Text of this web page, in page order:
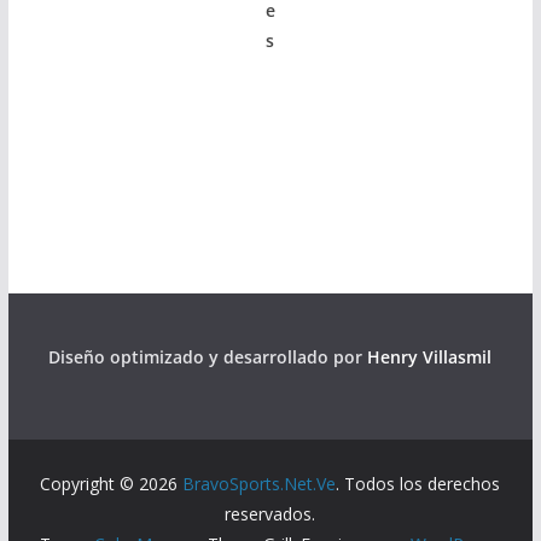
e
s
Diseño optimizado y desarrollado por Henry Villasmil
Copyright © 2026 BravoSports.Net.Ve. Todos los derechos
reservados.